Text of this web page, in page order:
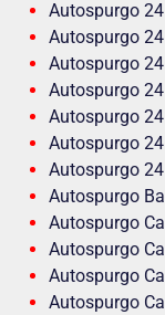
Autospurgo
Autospurgo
Autospurgo
Autospurgo
Autospurgo
Autospurgo
Autospurgo
Autospurgo
Autospurgo
Autospurgo
Autospurgo
Autospurgo